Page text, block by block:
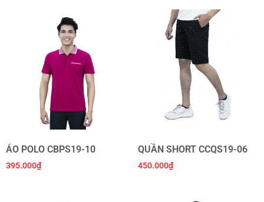
ÁO POLO CBPS19-10
395.000₫
QUẦN SHORT CCQS19-06
450.000₫